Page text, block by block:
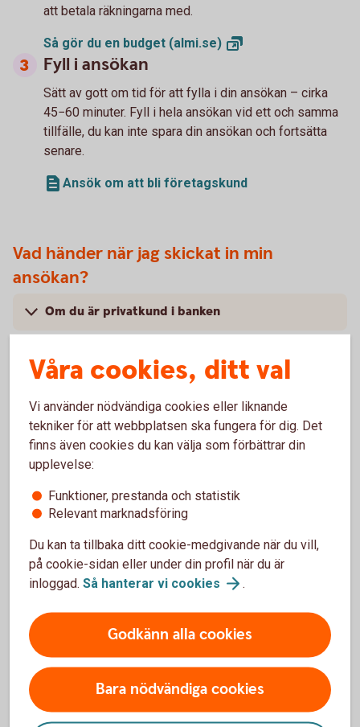
att betala räkningarna med.
Så gör du en budget (almi.se)
Fyll i ansökan
Sätt av gott om tid för att fylla i din ansökan – cirka
45−60 minuter. Fyll i hela ansökan vid ett och samma
tillfälle, du kan inte spara din ansökan och fortsätta
senare.
Ansök om att bli företagskund
Vad händer när jag skickat in min
ansökan?
Om du är privatkund i banken
Om du inte är privatkund i banken
Varför ställer banken frågor om ditt företag?
Two colleagues working in front of a computer
Företagspaketet
Vårt paket innehåller de mest grundläggande
banktjänsterna för dig som är entreprenör.
Våra cookies, ditt val
Vi använder nödvändiga cookies eller liknande
tekniker för att webbplatsen ska fungera för dig. Det
finns även cookies du kan välja som förbättrar din
upplevelse:
Funktioner, prestanda och statistik
Relevant marknadsföring
Du kan ta tillbaka ditt cookie-medgivande när du vill,
på cookie-sidan eller under din profil när du är
inloggad. Så hanterar vi cookies .
Godkänn alla cookies
Bara nödvändiga cookies